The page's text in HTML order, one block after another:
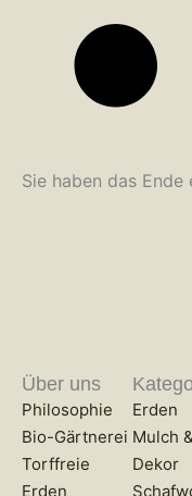
Sie haben das Ende
Über uns
Philosophie
Bio-Gärtnerei
Torffreie
Erden
Erden
Mulch &
Dekor